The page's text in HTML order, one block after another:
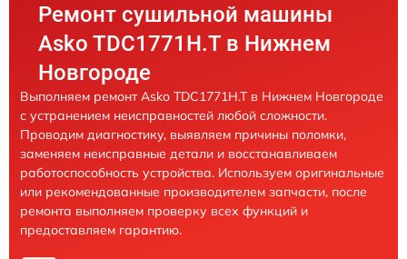
Ремонт сушильной машины
Asko TDC1771H.T в Нижнем
Новгороде
Выполняем ремонт Asko TDC1771H.T в Нижнем Новгороде
с устранением неисправностей любой сложности.
Проводим диагностику, выявляем причины поломки,
заменяем неисправные детали и восстанавливаем
работоспособность устройства. Используем оригинальные
или рекомендованные производителем запчасти, после
ремонта выполняем проверку всех функций и
предоставляем гарантию.